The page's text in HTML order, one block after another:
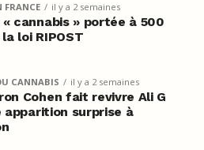
FRANCE il y a 2 semaines
« cannabis » portée à 500
loi RIPOST
CANNABIS il y a 2 semaines
Cohen fait revivre Ali G
apparition surprise à